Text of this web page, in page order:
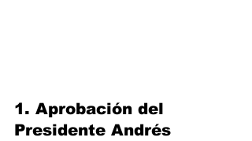
1. Aprobación del
Presidente Andrés